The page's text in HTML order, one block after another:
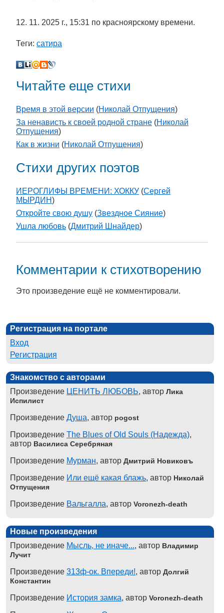
12. 11. 2025 г., 15:31 по красноярскому времени.
Теги: сатира
Читайте еще стихи
Время в этой версии (Николай Отпущения)
За ненависть к своей родной стране (Николай
Отпущения)
Как в жизни (Николай Отпущения)
Стихи других поэтов
ИЕРОГЛИФЫ ВРЕМЕНИ: ХОККУ (Сергей
МЫРДИН)
Откройте свою душу (Звездное Сияние)
Ушла любовь (Дмитрий Шнайдер)
Комментарии к стихотворению
Это произведение ещё не комментировали.
Регистрация на портале
Вход
Регистрация
Знакомство с авторами
Произведение ЦЕНИТЬ ЛЮБОВЬ, автор Лика
Испилист
Произведение Душа, автор pogost
Произведение The Blues of Old Souls (Надежда),
автор Василиса Серебряная
Произведение Мурман, автор Дмитрий Новиковъ
Произведение Или ещё какая блажь, автор Николай
Отпущения
Произведение Вальгалла, автор Voronezh-death
Новые произведения
Произведение Мысль, не иначе..., автор Владимир
Лучит
Произведение 313ф-ок. Впереди!, автор Долгий
Константин
Произведение История замка, автор Voronezh-death